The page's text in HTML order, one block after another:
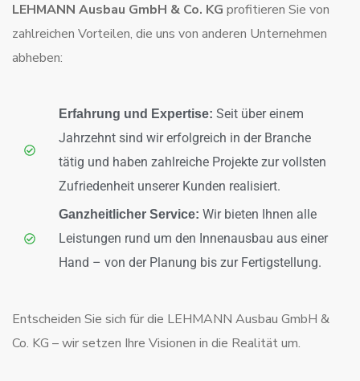
LEHMANN Ausbau GmbH & Co. KG profitieren Sie von
zahlreichen Vorteilen, die uns von anderen Unternehmen
abheben:
Erfahrung und Expertise: Seit über einem
Jahrzehnt sind wir erfolgreich in der Branche
tätig und haben zahlreiche Projekte zur vollsten
Zufriedenheit unserer Kunden realisiert.
Ganzheitlicher Service: Wir bieten Ihnen alle
Leistungen rund um den Innenausbau aus einer
Hand – von der Planung bis zur Fertigstellung.
Entscheiden Sie sich für die LEHMANN Ausbau GmbH &
Co. KG – wir setzen Ihre Visionen in die Realität um.